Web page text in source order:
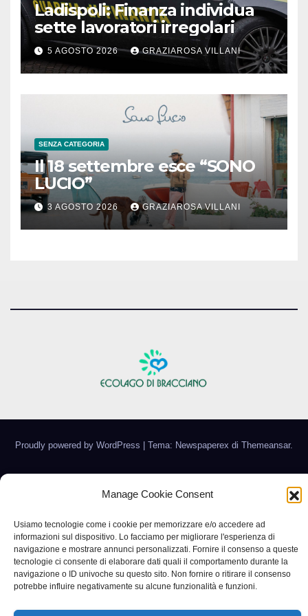
Manage Cookie Consent
Usiamo tecnologie come i cookie per memorizzare e/o accedere ad
informazioni sul dispositivo. Lo facciamo per migliorare l'esperienza di
navigazione e mostrare annunci personalizzati. Fornire il consenso a queste
tecnologie ci consente di elaborare dati quali il comportamento durante la
navigazione o ID univoche su questo sito. Non fornire o ritirare il consenso
potrebbe influire negativamente su alcune funzionalità e funzioni.
Ladispoli: Finanza individua
sette lavoratori irregolari
5 AGOSTO 2026 GRAZIAROSA VILLANI
SENZA CATEGORIA
Il 18 settembre esce “SONO
LUCIO”
3 AGOSTO 2026 GRAZIAROSA VILLANI
Proudly powered by WordPress | Tema: Newspaperex di Themeansar.